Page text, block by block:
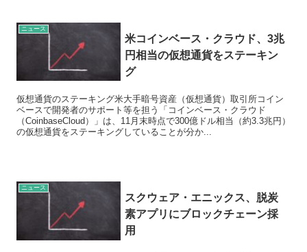
ニュース
米コインベース・クラウド、3兆
円相当の仮想通貨をステーキン
グ
仮想通貨のステーキング米大手暗号資産（仮想通貨）取引所コイン
ベースで開発者のサポート等を担う「コインベース・クラウド
（CoinbaseCloud）」は、11月末時点で300億ドル相当（約3.3兆円）
の仮想通貨をステーキングしていることが分か...
ニュース
スクウェア・エニックス、脱炭
素アプリにブロックチェーン採
用